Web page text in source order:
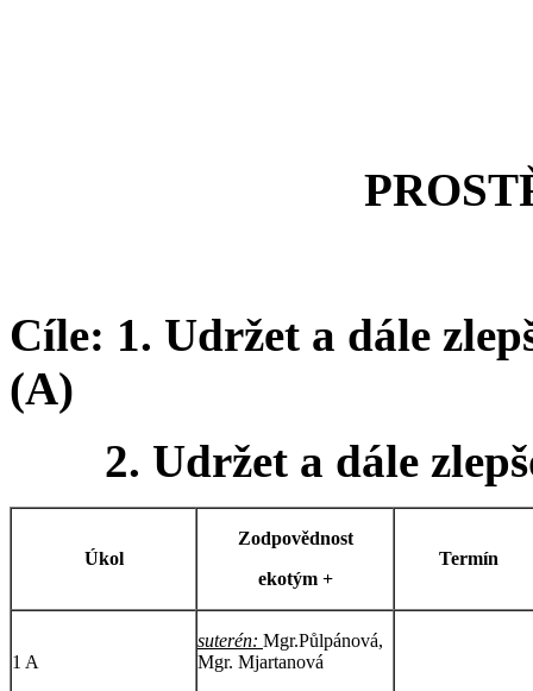
Cíle: 1. Udržet a dále
(A)
2. Udržet a dále
Úkol
Zodpovědnost
ekotým +
Termín
1 A
suterén: Mgr.Půlpánová,
Mgr. Mjartanová